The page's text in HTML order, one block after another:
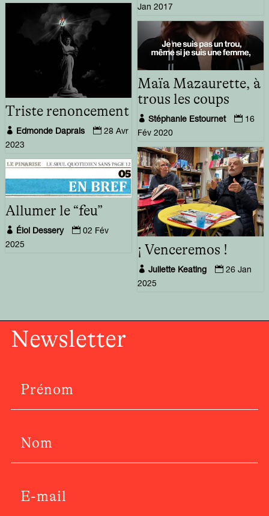
Jan 2017
Triste renoncement
 Edmonde Daprais  28 Avr
2023
Maïa Mazaurette, à
trous les coups
 Stéphanie Estournet  16
Fév 2020
¡ Venceremos !
 Juliette Keating  26 Jan
2025
Allumer le “feu”
 Éloi Dessery  02 Fév
2025
Newsletter